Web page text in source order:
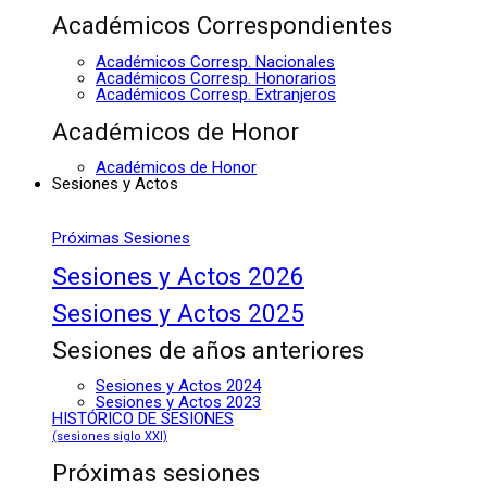
Académicos Correspondientes
Académicos Corresp. Nacionales
Académicos Corresp. Honorarios
Académicos Corresp. Extranjeros
Académicos de Honor
Académicos de Honor
Sesiones y Actos
Próximas Sesiones
Sesiones y Actos 2026
Sesiones y Actos 2025
Sesiones de años anteriores
Sesiones y Actos 2024
Sesiones y Actos 2023
HISTÓRICO DE SESIONES
(sesiones siglo XXI)
Próximas sesiones